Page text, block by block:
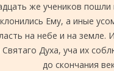
же учеников пошли
Ему, а иные
на небе и на земле.
Духа, уча их
до скончания